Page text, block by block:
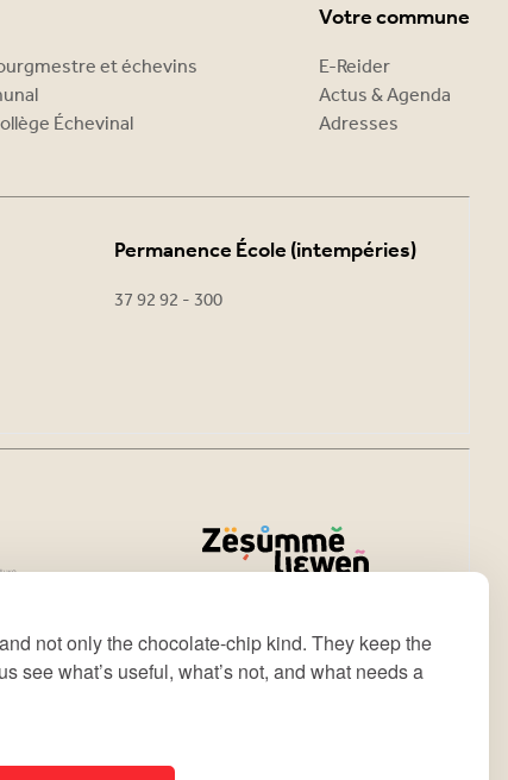
not only the chocolate-chip kind. They keep the
see what’s useful, what’s not, and what needs a
et échevins
Échevinal
Votre commune
E-Reider
Actus & Agenda
Adresses
Permanence École (intempéries)
37 92 92 - 300